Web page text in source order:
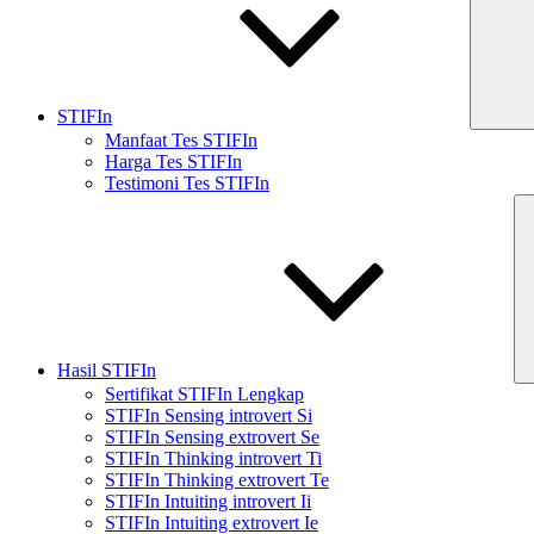
STIFIn
Manfaat Tes STIFIn
Harga Tes STIFIn
Testimoni Tes STIFIn
Hasil STIFIn
Sertifikat STIFIn Lengkap
STIFIn Sensing introvert Si
STIFIn Sensing extrovert Se
STIFIn Thinking introvert Ti
STIFIn Thinking extrovert Te
STIFIn Intuiting introvert Ii
STIFIn Intuiting extrovert Ie